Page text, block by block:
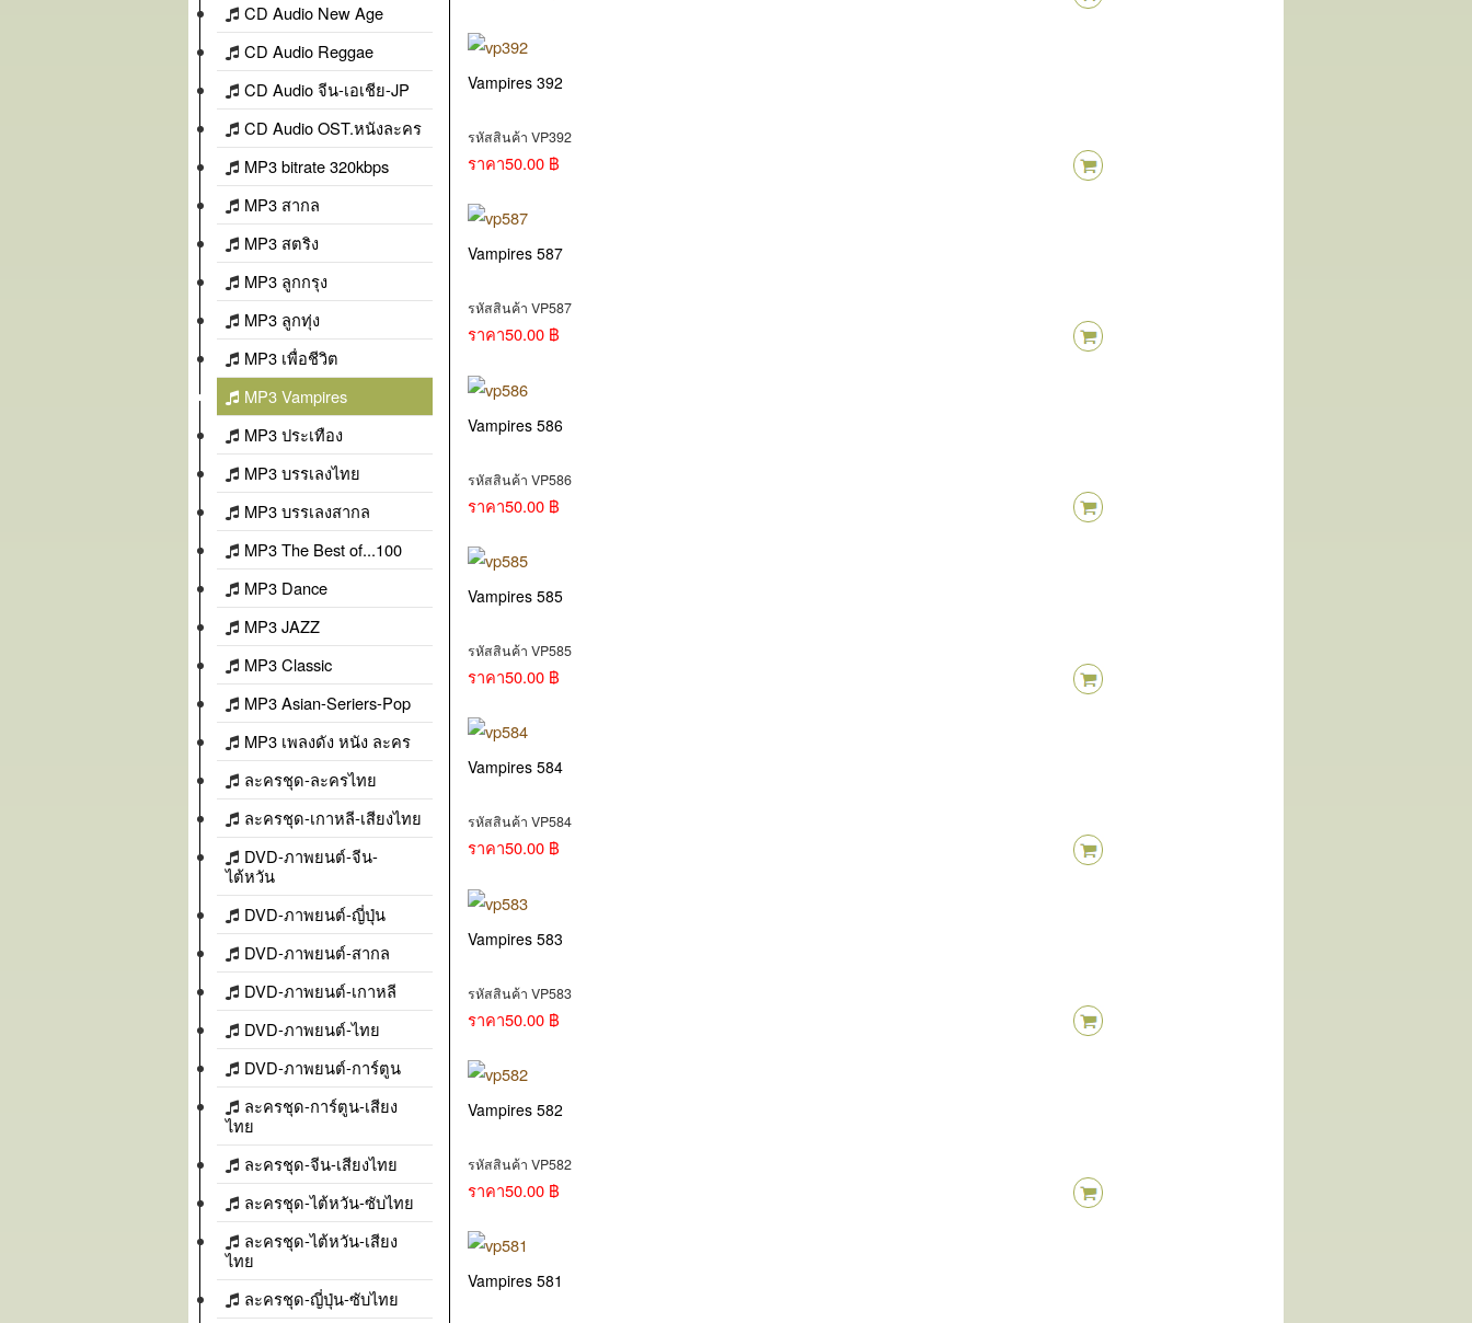
CD Audio New Age
CD Audio Reggae
CD Audio จีน-เอเชีย-JP
CD Audio OST.หนังละคร
MP3 bitrate 320kbps
MP3 สากล
MP3 สตริง
MP3 ลูกกรุง
MP3 ลูกทุ่ง
MP3 เพื่อชีวิต
MP3 Vampires
MP3 ประเทือง
MP3 บรรเลงไทย
MP3 บรรเลงสากล
MP3 The Best of...100
MP3 Dance
MP3 JAZZ
MP3 Classic
MP3 Asian-Seriers-Pop
MP3 เพลงดัง หนัง ละคร
ละครชุด-ละครไทย
ละครชุด-เกาหลี-เสียงไทย
DVD-ภาพยนต์-จีน-
ไต้หวัน
DVD-ภาพยนต์-ญี่ปุ่น
DVD-ภาพยนต์-สากล
DVD-ภาพยนต์-เกาหลี
DVD-ภาพยนต์-ไทย
DVD-ภาพยนต์-การ์ตูน
ละครชุด-การ์ตูน-เสียง
ไทย
ละครชุด-จีน-เสียงไทย
ละครชุด-ไต้หวัน-ซับไทย
ละครชุด-ไต้หวัน-เสียง
ไทย
ละครชุด-ญี่ปุ่น-ซับไทย
Vampires 392
รหัสสินค้า VP392
ราคา50.00 ฿
Vampires 587
รหัสสินค้า VP587
ราคา50.00 ฿
Vampires 586
รหัสสินค้า VP586
ราคา50.00 ฿
Vampires 585
รหัสสินค้า VP585
ราคา50.00 ฿
Vampires 584
รหัสสินค้า VP584
ราคา50.00 ฿
Vampires 583
รหัสสินค้า VP583
ราคา50.00 ฿
Vampires 582
รหัสสินค้า VP582
ราคา50.00 ฿
Vampires 581